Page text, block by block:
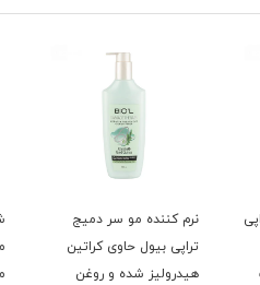
نرم کننده مو سر دمیج
تراپی بیول حاوی کراتین
هیدرولیز شده و روغن